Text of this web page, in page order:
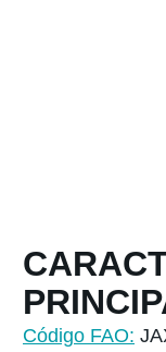
Código FAO: